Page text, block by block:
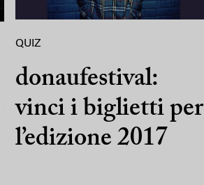
QUIZ
donaufestival:
vinci i biglietti per
l’edizione 2017